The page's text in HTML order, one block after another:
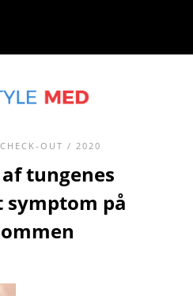
CHECK-OUT / 2020
tungenes
symptom på